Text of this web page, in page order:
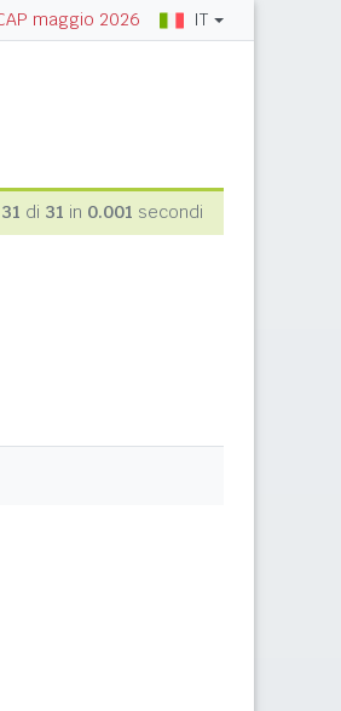
maggio 2026 IT
31 di 31 in 0.001 secondi